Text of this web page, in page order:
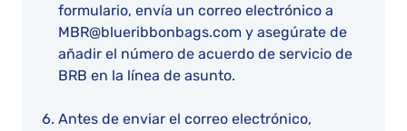
formulario, envía un correo electrónico a
MBR@blueribbonbags.com y asegúrate de
añadir el número de acuerdo de servicio de
BRB en la línea de asunto.
Antes de enviar el correo electrónico,